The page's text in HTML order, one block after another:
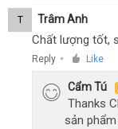
T Trâm Anh
Chất lượng tốt,
Reply ● Like
Cẩm Tú
Thanks
sản